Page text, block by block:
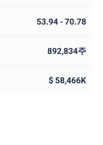
53.94 - 70.78
892,834주
$ 58,466K